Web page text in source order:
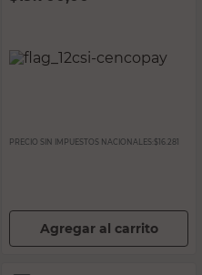
PRECIO SIN IMPUESTOS NACIONALES: $16.281
Agregar al carrito